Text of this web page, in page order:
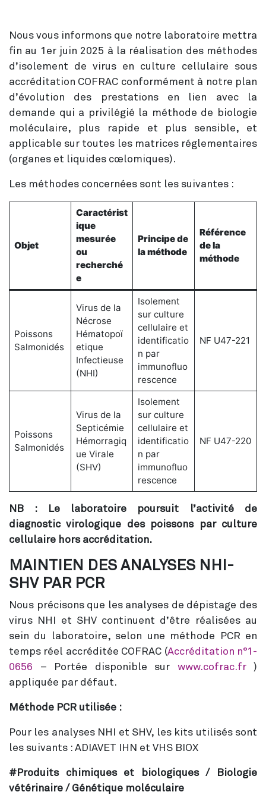
Nous vous informons que notre laboratoire mettra
fin au 1er juin 2025 à la réalisation des méthodes
d’isolement de virus en culture cellulaire sous
accréditation COFRAC conformément à notre plan
d’évolution des prestations en lien avec la
demande qui a privilégié la méthode de biologie
moléculaire, plus rapide et plus sensible, et
applicable sur toutes les matrices réglementaires
(organes et liquides cœlomiques).
Les méthodes concernées sont les suivantes :
Objet
Caractérist
ique
mesurée
ou
recherché
e
Principe de
la méthode
Référence
de la
méthode
Poissons
Salmonidés
Virus de la
Nécrose
Hématopoï
etique
Infectieuse
(NHI)
Isolement
sur culture
cellulaire et
identificatio
n par
immunofluo
rescence
NF U47-221
Poissons
Salmonidés
Virus de la
Septicémie
Hémorragiq
ue Virale
(SHV)
Isolement
sur culture
cellulaire et
identificatio
n par
immunofluo
rescence
NF U47-220
NB : Le laboratoire poursuit l’activité de
diagnostic virologique des poissons par culture
cellulaire hors accréditation.
MAINTIEN DES ANALYSES NHI-
SHV PAR PCR
Nous précisons que les analyses de dépistage des
virus NHI et SHV continuent d’être réalisées au
sein du laboratoire, selon une méthode PCR en
temps réel accréditée COFRAC (Accréditation n°1-
0656 – Portée disponible sur www.cofrac.fr)
appliquée par défaut.
Méthode PCR utilisée :
Pour les analyses NHI et SHV, les kits utilisés sont
les suivants : ADIAVET IHN et VHS BIOX
#Produits chimiques et biologiques / Biologie
vétérinaire / Génétique moléculaire